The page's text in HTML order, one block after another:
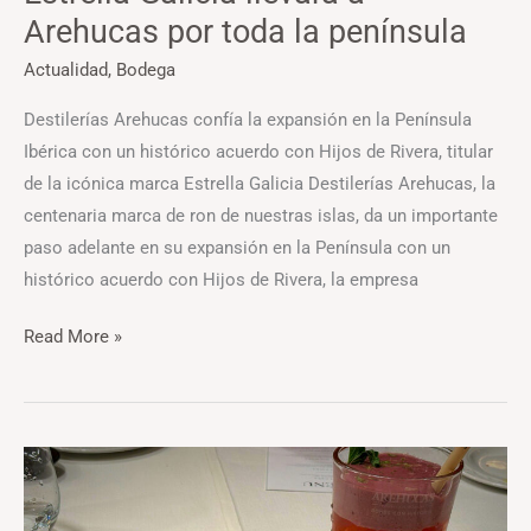
Arehucas por toda la península
Actualidad, Bodega
Destilerías Arehucas confía la expansión en la Península
Ibérica con un histórico acuerdo con Hijos de Rivera, titular
de la icónica marca Estrella Galicia Destilerías Arehucas, la
centenaria marca de ron de nuestras islas, da un importante
paso adelante en su expansión en la Península con un
histórico acuerdo con Hijos de Rivera, la empresa
Read More »
Óscar
Lafuente
y